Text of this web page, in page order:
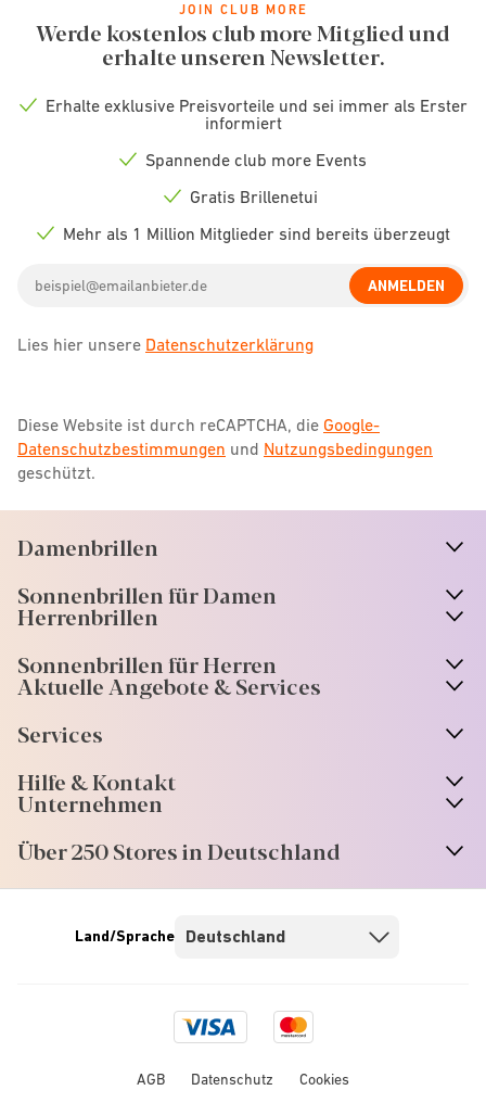
JOIN CLUB MORE
Werde kostenlos club more Mitglied und
erhalte unseren Newsletter.
Erhalte exklusive Preisvorteile und sei immer als Erster
informiert
Check
Spannende club more Events
icon
Gratis Brillenetui
Mehr als 1 Million Mitglieder sind bereits überzeugt
address
ANMELDEN
Lies hier unsere Datenschutzerklärung
Diese Website ist durch reCAPTCHA, die Google-
Datenschutzbestimmungen und Nutzungsbedingungen
geschützt.
Damenbrillen
Sonnenbrillen für Damen
Herrenbrillen
Sonnenbrillen für Herren
Aktuelle Angebote & Services
Services
Hilfe & Kontakt
Unternehmen
Über 250 Stores in Deutschland
Visa
logo
Mastercard
logo
Land/Sprache
AGB Datenschutz Cookies